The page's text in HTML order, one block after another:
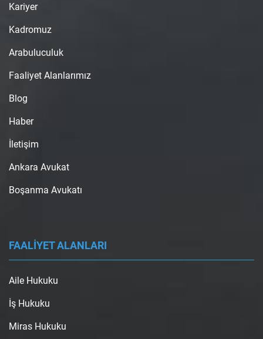
Kariyer
Kadromuz
Arabuluculuk
Faaliyet Alanlarımız
Blog
Haber
İletişim
Ankara Avukat
Boşanma Avukatı
FAALİYET ALANLARI
Aile Hukuku
İş Hukuku
Miras Hukuku